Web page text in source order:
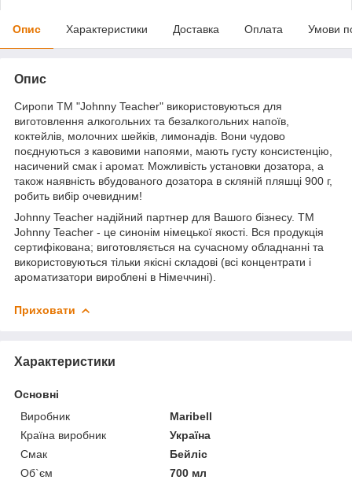
Опис Характеристики Доставка Оплата Умови
Опис
Сиропи ТМ "Johnny Teacher" використовуються для
виготовлення алкогольних та безалкогольних напоїв,
коктейлів, молочних шейків, лимонадів. Вони чудово
поєднуються з кавовими напоями, мають густу консистенцію,
насичений смак і аромат. Можливість установки дозатора, а
також наявність вбудованого дозатора в скляній пляшці 900 г,
робить вибір очевидним!
Johnny Teacher надійний партнер для Вашого бізнесу. ТМ
Johnny Teacher - це синонім німецької якості. Вся продукція
сертифікована; виготовляється на сучасному обладнанні та
використовуються тільки якісні складові (всі концентрати і
ароматизатори вироблені в Німеччині).
Приховати
Характеристики
Основні
Виробник
Maribell
Країна виробник
Україна
Смак
Бейліс
Об`єм
700 мл